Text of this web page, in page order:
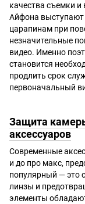
качества съемки
Айфона выступают
царапинам при
незначительные
видео. Именно
становится
продлить срок
первоначальный
Защита
аксессуаров
Современные
и до про макс,
популярный — это
линзы и
элементы